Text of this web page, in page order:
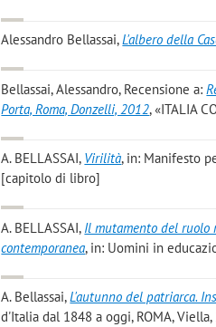
Alessandro Bellassai,L'albero della
Bellassai, Alessandro, Recensione a:
Porta, Roma, Donzelli, 2012, «ITALIA
A. BELLASSAI, Virilità, in: Manifesto
[capitolo di libro]
A. BELLASSAI, Il mutamento del ruolo
contemporanea, in: Uomini in
A. Bellassai,L'autunno del patriarca.
d'Italia dal 1848 a oggi, ROMA,